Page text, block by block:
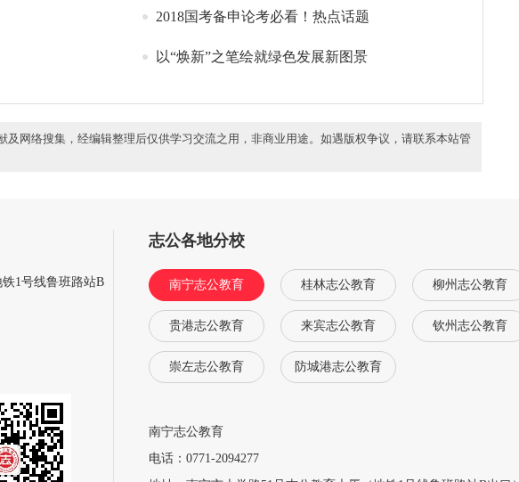
2018国考备申论考必看！热点话题
以“焕新”之笔绘就绿色发展新图景
网络搜集，经编辑整理后仅供学习交流之用，非商业用途。如遇版权争议，请联系本站管
1号线鲁班路站B
志公各地分校
南宁志公教育 桂林志公教育 柳州志公教育
贵港志公教育 来宾志公教育 钦州志公教育
崇左志公教育 防城港志公教育
南宁志公教育
电话：0771-2094277